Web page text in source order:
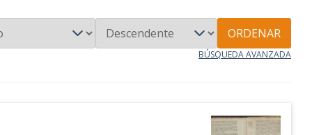
ORDENAR
BÚSQUEDA AVANZADA